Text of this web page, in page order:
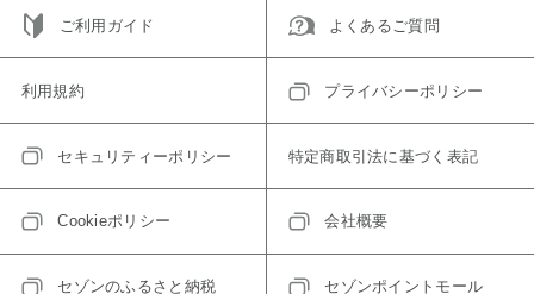
ご利用ガイド よくあるご質問
利用規約 プライバシーポリシー
セキュリティーポリシー 特定商取引法に基づく表記
Cookieポリシー 会社概要
セゾンのふるさと納税 セゾンポイントモール